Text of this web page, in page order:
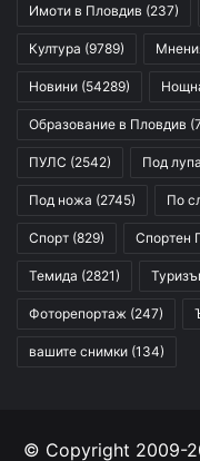
Имоти в Пловдив (237)
Култура (9789)
Новини (54289)
Образование в Пловдив
ПУЛС (2542) Под лупа
Под ножа (2745) По
Спорт (829) Спортен
Темида (2821)
Фоторепортаж (247)
вашите снимки (134)
© Copyright 2009-